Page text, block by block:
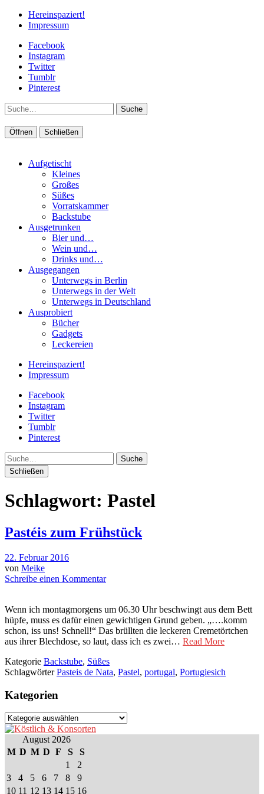
Hereinspaziert!
Impressum
Facebook
Instagram
Twitter
Tumblr
Pinterest
Suche
Öffnen Schließen
Aufgetischt
Kleines
Großes
Süßes
Vorratskammer
Backstube
Ausgetrunken
Bier und…
Wein und…
Drinks und…
Ausgegangen
Unterwegs in Berlin
Unterwegs in der Welt
Unterwegs in Deutschland
Ausprobiert
Bücher
Gadgets
Leckereien
Hereinspaziert!
Impressum
Facebook
Instagram
Twitter
Tumblr
Pinterest
Suche
Schließen
Schlagwort: Pastel
Pastéis zum Frühstück
22. Februar 2016
von Meike
Schreibe einen Kommentar
Wenn ich montagmorgens um 06.30 Uhr beschwingt aus dem Bett
hüpfe, muss es dafür einen gewichtigen Grund geben. „….komm
schon, iss uns! Schnell!“ Das brüllten die leckeren Cremetörtchen
aus ihrer Blechdose, so laut, dass ich es zwei… Read More
Kategorie Backstube, Süßes
SchlagwörterPasteis de Nata, Pastel, portugal, Portugiesich
Kategorien
Kategorien
August 2026
M D M D F S
S
1
2
3
4 5 6 7 8
9
10 11 12 13 14 15 16